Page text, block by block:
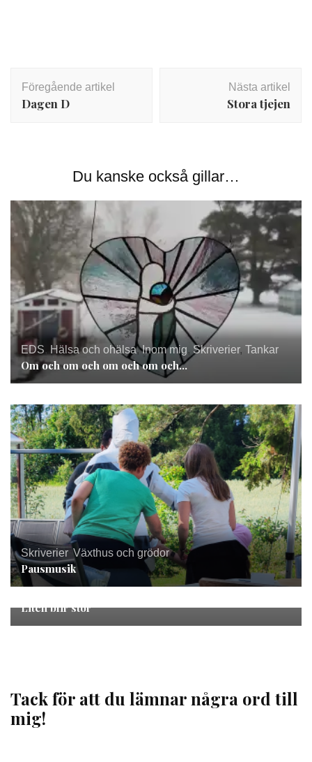
Föregående artikel
Dagen D
Nästa artikel
Stora tjejen
Du kanske också gillar…
EDS, Hälsa och ohälsa,Inom mig, Skriverier, Tankar
Om och om och om och om och…
Skriverier,Växthus och grödor
Pausmusik
Liten blir stor
Tack för att du lämnar några ord till
mig!